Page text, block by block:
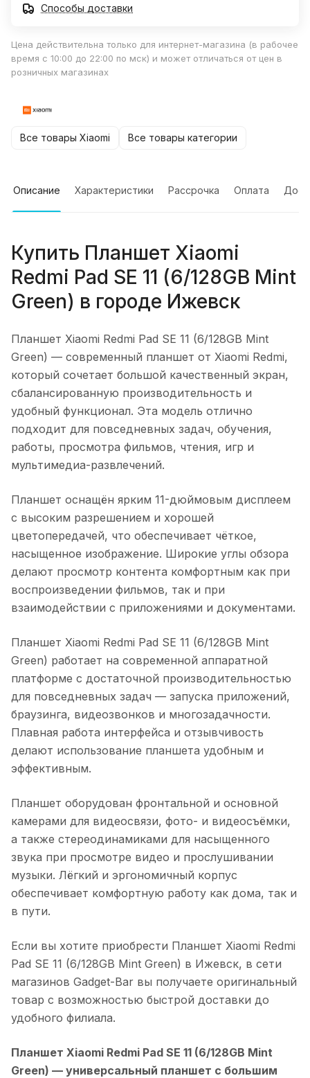
Способы доставки
Цена действительна только для интернет-магазина (в рабочее
время с 10:00 до 22:00 по мск) и может отличаться от цен в
розничных магазинах
Все товары Xiaomi Все товары категории
Описание Характеристики Рассрочка Оплата
Купить Планшет Xiaomi
Redmi Pad SE 11 (6/128GB Mint
Green) в городе Ижевск
Планшет Xiaomi Redmi Pad SE 11 (6/128GB Mint
Green) — современный планшет от Xiaomi Redmi,
который сочетает большой качественный экран,
сбалансированную производительность и
удобный функционал. Эта модель отлично
подходит для повседневных задач, обучения,
работы, просмотра фильмов, чтения, игр и
мультимедиа-развлечений.
Планшет оснащён ярким 11-дюймовым дисплеем
с высоким разрешением и хорошей
цветопередачей, что обеспечивает чёткое,
насыщенное изображение. Широкие углы обзора
делают просмотр контента комфортным как при
воспроизведении фильмов, так и при
взаимодействии с приложениями и документами.
Планшет Xiaomi Redmi Pad SE 11 (6/128GB Mint
Green) работает на современной аппаратной
платформе с достаточной производительностью
для повседневных задач — запуска приложений,
браузинга, видеозвонков и многозадачности.
Плавная работа интерфейса и отзывчивость
делают использование планшета удобным и
эффективным.
Планшет оборудован фронтальной и основной
камерами для видеосвязи, фото- и видеосъёмки,
а также стереодинамиками для насыщенного
звука при просмотре видео и прослушивании
музыки. Лёгкий и эргономичный корпус
обеспечивает комфортную работу как дома, так и
в пути.
Если вы хотите приобрести Планшет Xiaomi Redmi
Pad SE 11 (6/128GB Mint Green) в Ижевск, в сети
магазинов Gadget-Bar вы получаете оригинальный
товар с возможностью быстрой доставки до
удобного филиала.
Планшет Xiaomi Redmi Pad SE 11 (6/128GB Mint
Green) — универсальный планшет с большим